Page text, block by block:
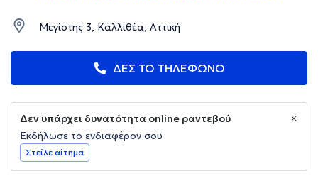
Μεγίστης 3, Καλλιθέα, Αττική
ΔΕΣ ΤΟ ΤΗΛΕΦΩΝΟ
Δεν υπάρχει δυνατότητα online ραντεβού
Εκδήλωσε το ενδιαφέρον σου
Στείλε αίτημα